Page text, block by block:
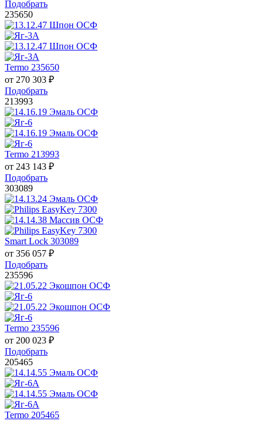
Подобрать
235650
Termo 235650
от 270 303 ₽
Подобрать
213993
Termo 213993
от 243 143 ₽
Подобрать
303089
Smart Lock 303089
от 356 057 ₽
Подобрать
235596
Termo 235596
от 200 023 ₽
Подобрать
205465
Termo 205465